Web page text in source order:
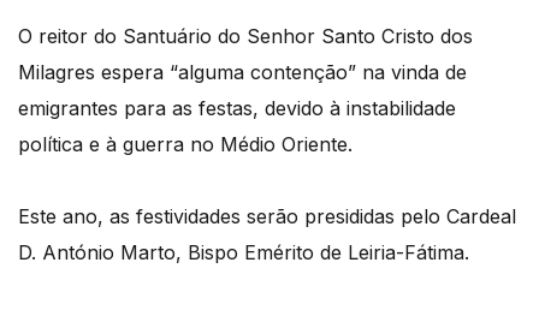
O reitor do Santuário do Senhor Santo Cristo dos
Milagres espera “alguma contenção” na vinda de
emigrantes para as festas, devido à instabilidade
política e à guerra no Médio Oriente.
Este ano, as festividades serão presididas pelo Cardeal
D. António Marto, Bispo Emérito de Leiria-Fátima.